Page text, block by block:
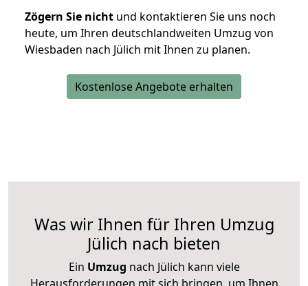
Zögern Sie nicht und kontaktieren Sie uns noch
heute, um Ihren deutschlandweiten Umzug von
Wiesbaden nach Jülich mit Ihnen zu planen.
Kostenlose Angebote erhalten
Was wir Ihnen für Ihren Umzug
Jülich nach bieten
Ein Umzug nach Jülich kann viele